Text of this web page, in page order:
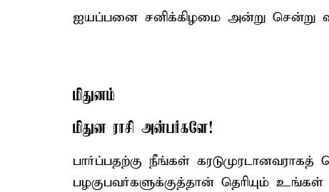
ஐயப்பனை சனிக்கிழமை அன்று சென்று
மிதுனம்
மிதுன ராசி அன்பர்களே!
பார்ப்பதற்கு நீங்கள்
பழகுபவர்களுக்குத்தான் தெரியும்